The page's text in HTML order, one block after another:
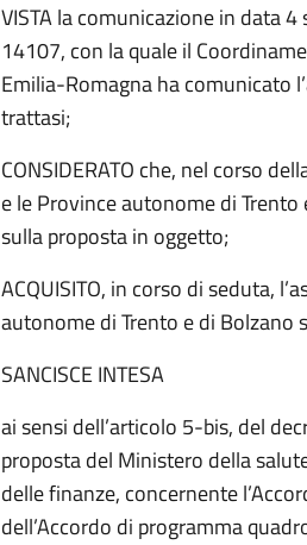
VISTA la comunicazione in data
14107, con la quale il
Emilia-Romagna ha comunicato
trattasi;
CONSIDERATO che, nel corso
e le Province autonome di
sulla proposta in oggetto;
ACQUISITO, in corso di seduta,
autonome di Trento e di Bolzano
SANCISCE INTESA
ai sensi dell’articolo 5-bis, del
proposta del Ministero della
delle finanze, concernente
dell’Accordo di programma